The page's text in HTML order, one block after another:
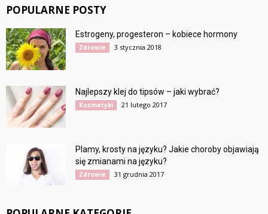
POPULARNE POSTY
Estrogeny, progesteron – kobiece hormony
Zdrowie 3 stycznia 2018
Najlepszy klej do tipsów – jaki wybrać?
Kosmetyki 21 lutego 2017
Plamy, krosty na języku? Jakie choroby objawiają
się zmianami na języku?
Zdrowie 31 grudnia 2017